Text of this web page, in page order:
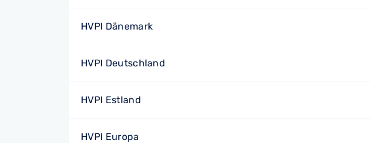
HVPI Dänemark
HVPI Deutschland
HVPI Estland
HVPI Europa